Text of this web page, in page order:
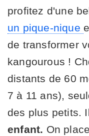
profitez d'une
un pique-nique
de transformer
kangourous !
distants de 60
7 à 11 ans),
des plus petits.
enfant. On